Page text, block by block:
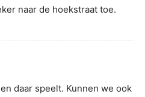
naar de hoekstraat toe.
daar speelt. Kunnen we ook